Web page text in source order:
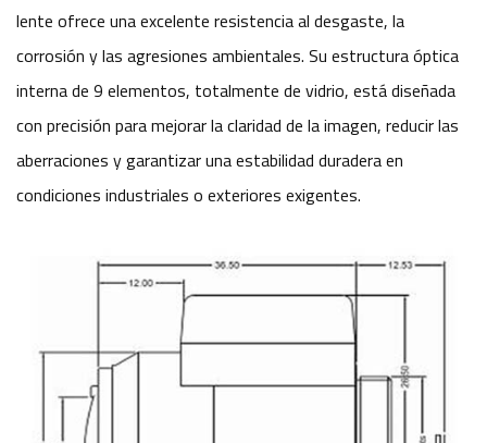
lente ofrece una excelente resistencia al desgaste, la
corrosión y las agresiones ambientales. Su estructura óptica
interna de 9 elementos, totalmente de vidrio, está diseñada
con precisión para mejorar la claridad de la imagen, reducir las
aberraciones y garantizar una estabilidad duradera en
condiciones industriales o exteriores exigentes.